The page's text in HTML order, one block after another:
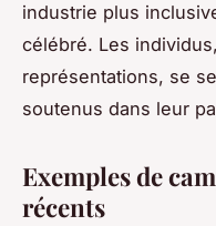
industrie plus
célébré. Les
représentations, se
soutenus dans leur
Exemples de
récents